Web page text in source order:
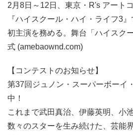
2月8日～12日、東京・R's アート
『ハイスクール・ハイ・ライフ3
初主演を務める。舞台「ハイスク
式 (amebaownd.com)
【コンテストのお知らせ】
第37回ジュノン・スーパーボーイ
中！
これまで武田真治、伊藤英明、小
数々のスターを生み続けた、芸能